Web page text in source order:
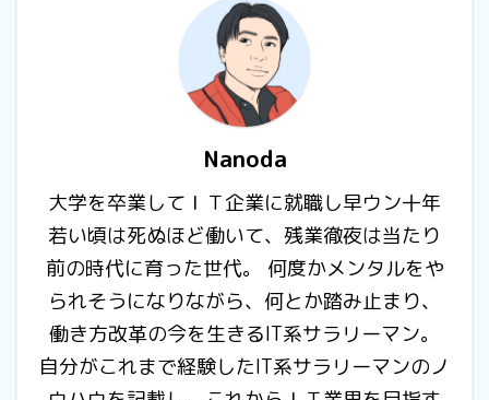
Nanoda
大学を卒業してＩＴ企業に就職し早ウン十年
若い頃は死ぬほど働いて、残業徹夜は当たり
前の時代に育った世代。 何度かメンタルをや
られそうになりながら、何とか踏み止まり、
働き方改革の今を生きるIT系サラリーマン。
自分がこれまで経験したIT系サラリーマンのノ